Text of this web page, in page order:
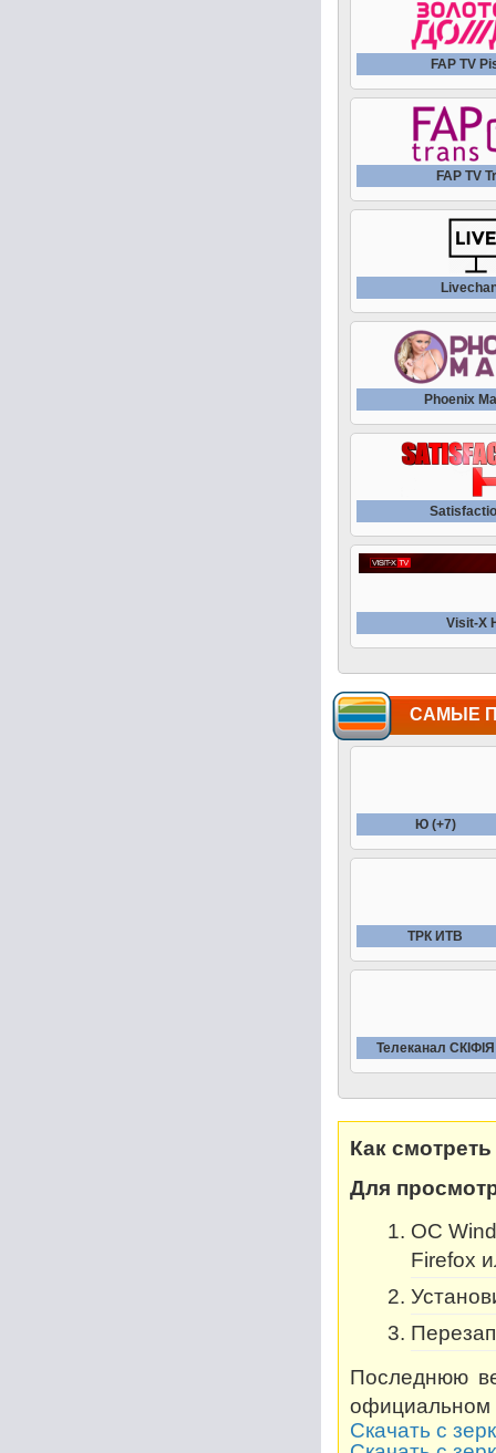
FAP TV
FAP TV
Phoenix
Visit-X
САМЫЕ
Ю (+7)
ТРК ИТВ
Телеканал СКIФIЯ
Как
Для
OC
Firefox
Последнюю
официальном
Скачать с